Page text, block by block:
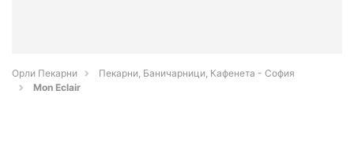
Орли Пекарни
Пекарни, Баничарници, Кафенета - София
Mon Eclair